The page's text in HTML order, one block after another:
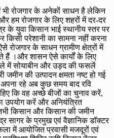
भी रोजगार के अनेकों साधन है लेकिन
हम रोजगार के लिए शहरों में दर-दर
के युवा किसान भाई स्थानीय स्तर पर
किसी परेशानी का सामना नहीं करना
रोजगार के साधन ग्रामीण क्षेत्रों में
हैं ।और शासन ऐसे कार्यों के लिए
में सोयाबीन और उड़द की फसलें
जमीन की उत्पादन क्षमता नष्ट हो गई
रहे अब कुछ समय बाद रवि
कि वह अच्छे बीजों का चुनाव करें,
उपयोग करें और अनियंत्रित
किसान और किसान की जमीन
सागर के प्रमुख एवं वैज्ञानिक डॉक्टर
में आयोजित प्रवासी मजदूरों एवं